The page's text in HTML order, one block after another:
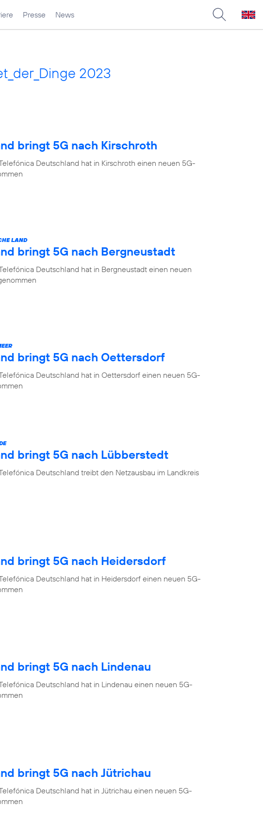
Presse News
2023
bringt 5G nach Kirschroth
Deutschland hat in Kirschroth einen neuen 5G-
LAND
bringt 5G nach Bergneustadt
Deutschland hat in Bergneustadt einen neuen
bringt 5G nach Oettersdorf
Deutschland hat in Oettersdorf einen neuen 5G-
bringt 5G nach Lübberstedt
Deutschland treibt den Netzausbau im Landkreis
bringt 5G nach Heidersdorf
Deutschland hat in Heidersdorf einen neuen 5G-
bringt 5G nach Lindenau
Deutschland hat in Lindenau einen neuen 5G-
bringt 5G nach Jütrichau
Deutschland hat in Jütrichau einen neuen 5G-